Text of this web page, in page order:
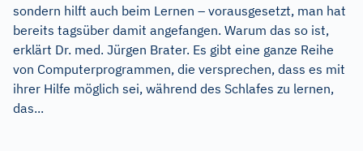
sondern hilft auch beim Lernen – vorausgesetzt, man hat
bereits tagsüber damit angefangen. Warum das so ist,
erklärt Dr. med. Jürgen Brater. Es gibt eine ganze Reihe
von Computerprogrammen, die versprechen, dass es mit
ihrer Hilfe möglich sei, während des Schlafes zu lernen,
das...